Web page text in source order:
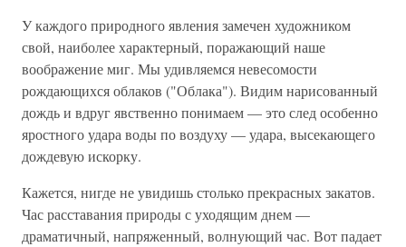
У каждого природного явления замечен художником
свой, наиболее характерный, поражающий наше
воображение миг. Мы удивляемся невесомости
рождающихся облаков ("Облака"). Видим нарисованный
дождь и вдруг явственно понимаем — это след особенно
яростного удара воды по воздуху — удара, высекающего
дождевую искорку.
Кажется, нигде не увидишь столько прекрасных закатов.
Час расставания природы с уходящим днем —
драматичный, напряженный, волнующий час. Вот падает